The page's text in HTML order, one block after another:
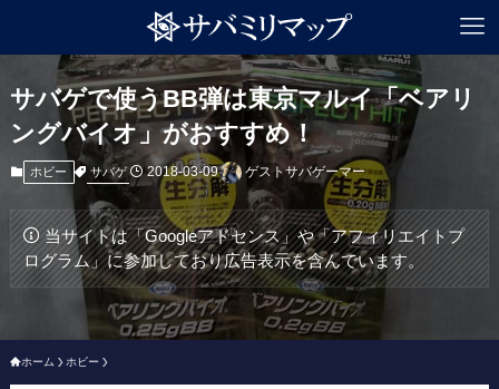
サバゲで使うBB弾は東京マルイ「ベアリ
ングバイオ」がおすすめ！
ホビー サバゲ 2018-03-09 ゲストサバゲーマー
当サイトは「Googleアドセンス」や「アフィリエイトプ
ログラム」に参加しており広告表示を含んでいます。
ホーム ホビー